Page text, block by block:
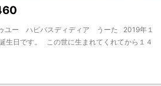
ユー ハピバスディディア うーた 2019年１
生日です。 この世に生まれてくれてから１４